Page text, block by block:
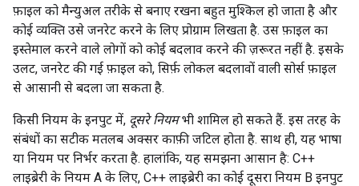
फ़ाइल को मैन्युअल तरीके से बनाए रखना बहुत मुश्किल हो जाता है और
कोई व्यक्ति उसे जनरेट करने के लिए प्रोग्राम लिखता है. उस फ़ाइल का
इस्तेमाल करने वाले लोगों को कोई बदलाव करने की ज़रूरत नहीं है. इसके
उलट, जनरेट की गई फ़ाइल को, सिर्फ़ लोकल बदलावों वाली सोर्स फ़ाइल
से आसानी से बदला जा सकता है.
किसी नियम के इनपुट में, दूसरे नियमभी शामिल हो सकते हैं. इस तरह के
संबंधों का सटीक मतलब अक्सर काफ़ी जटिल होता है. साथ ही, यह भाषा
या नियम पर निर्भर करता है. हालांकि, यह समझना आसान है: C++
लाइब्रेरी के नियम A के लिए, C++ लाइब्रेरी का कोई दूसरा नियम B इनपुट